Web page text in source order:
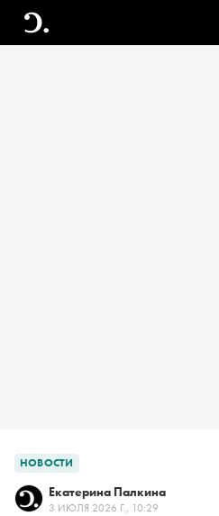
НОВОСТИ
Екатерина Палкина
3 ИЮЛЯ 2026 Г., 10:29